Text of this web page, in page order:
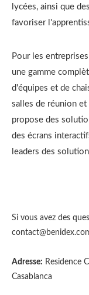
lycées, ainsi que
favoriser
Pour les
une gamme
d'équipes et de
salles de réunion
propose des
des écrans
leaders des
Si vous avez des
Adresse: Residence
Casablanca